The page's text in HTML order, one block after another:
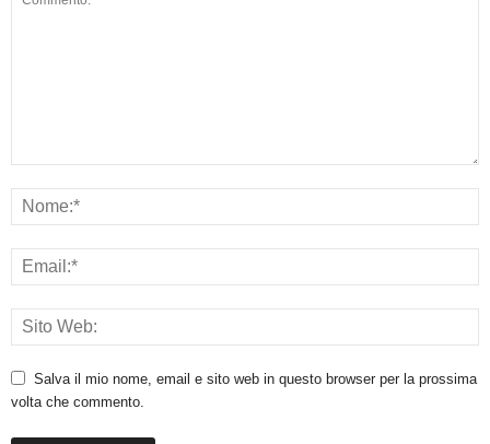
Salva il mio nome, email e sito web in questo browser per la prossima
volta che commento.